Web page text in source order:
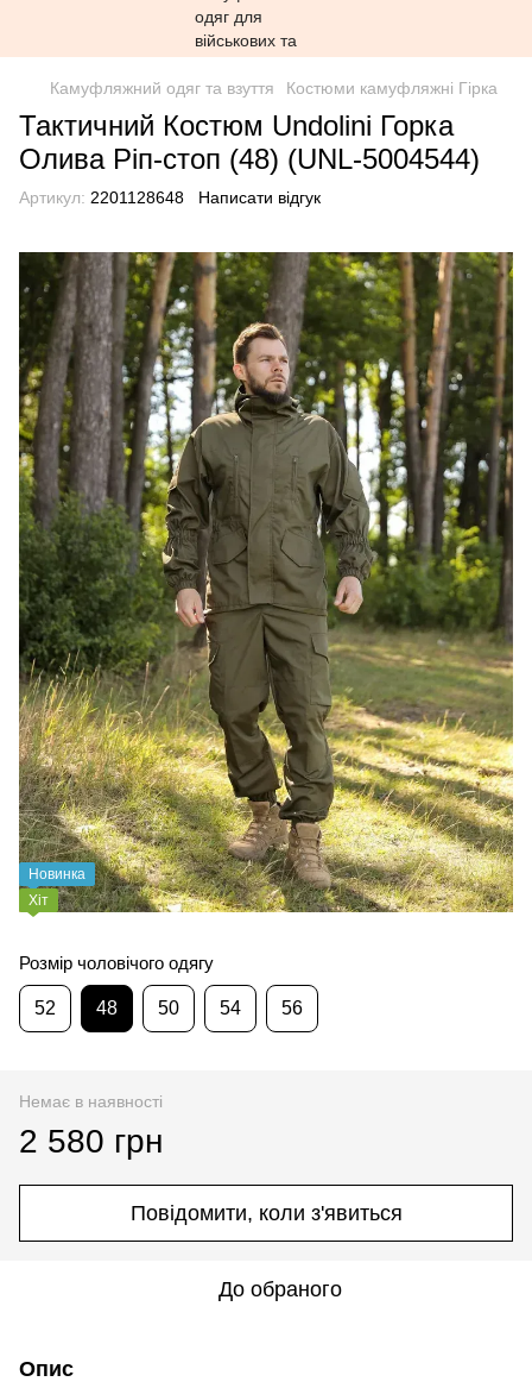
Камуфляжний одяг та взуття Костюми камуфляжні Гірка
Тактичний Костюм Undolini Горка
Олива Ріп-стоп (48) (UNL-5004544)
Артикул: 2201128648 Написати відгук
Новинка
Хіт
Розмір чоловічого одягу
52 48 50 54 56
Немає в наявності
2 580 грн
Повідомити, коли з'явиться
До обраного
Опис